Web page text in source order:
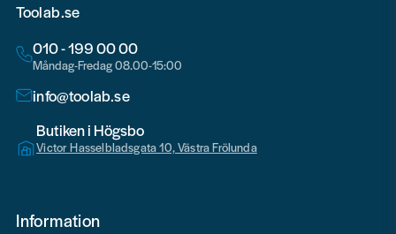
Toolab.se
010 - 199 00 00
Måndag-Fredag 08.00-15:00
info@toolab.se
Butiken i Högsbo
Victor Hasselbladsgata 10, Västra Frölunda
Information